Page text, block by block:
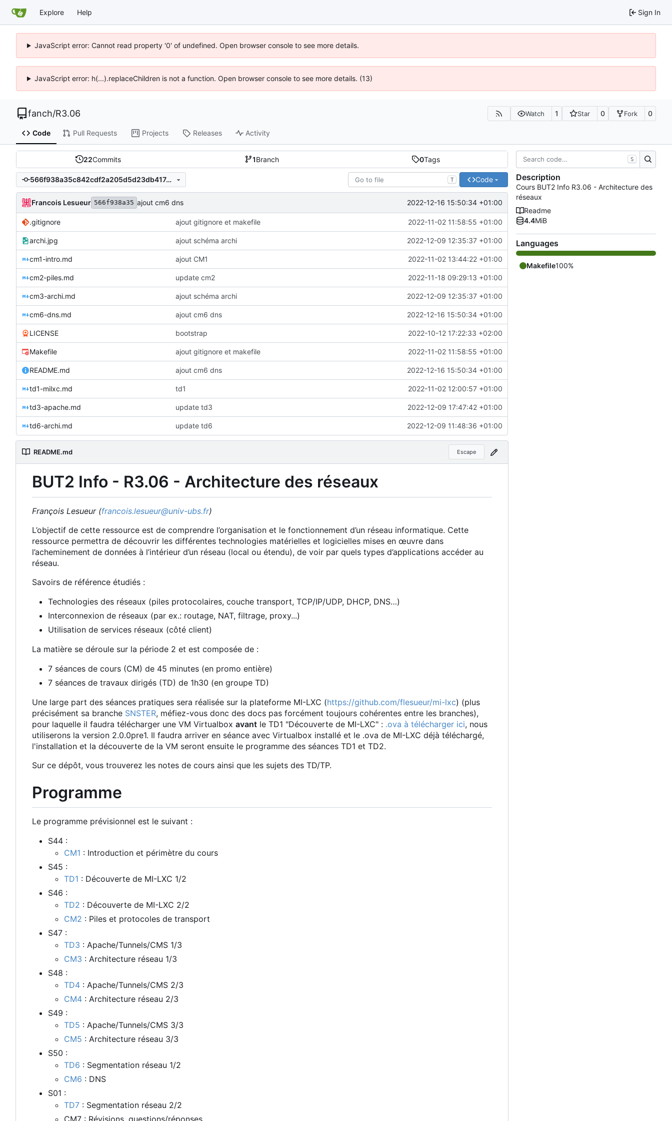
Explore Help Sign In
JavaScript error: Cannot read property '0' of undefined. Open browser console to see more details.
JavaScript error: h(...).replaceChildren is not a function. Open browser console to see more details. (13)
fanch/R3.06 Watch 1 Star 0 Fork 0
Code Pull Requests Projects Releases Activity
22Commits 1Branch 0Tags
566f938a35c842cdf2a205d5d23db417e8cf323d T Code
Francois Lesueur 566f938a35 ajout cm6 dns 2022-12-16 15:50:34 +01:00
.gitignore ajout gitignore et makefile 2022-11-02 11:58:55 +01:00
archi.jpg ajout schéma archi 2022-12-09 12:35:37 +01:00
cm1-intro.md ajout CM1 2022-11-02 13:44:22 +01:00
cm2-piles.md update cm2 2022-11-18 09:29:13 +01:00
cm3-archi.md ajout schéma archi 2022-12-09 12:35:37 +01:00
cm6-dns.md ajout cm6 dns 2022-12-16 15:50:34 +01:00
LICENSE bootstrap 2022-10-12 17:22:33 +02:00
Makefile ajout gitignore et makefile 2022-11-02 11:58:55 +01:00
README.md ajout cm6 dns 2022-12-16 15:50:34 +01:00
td1-milxc.md td1 2022-11-02 12:00:57 +01:00
td3-apache.md update td3 2022-12-09 17:47:42 +01:00
td6-archi.md update td6 2022-12-09 11:48:36 +01:00
README.md Escape
BUT2 Info - R3.06 - Architecture des réseaux
François Lesueur (francois.lesueur@univ-ubs.fr)
L’objectif de cette ressource est de comprendre l’organisation et le fonctionnement d’un réseau informatique. Cette
ressource permettra de découvrir les différentes technologies matérielles et logicielles mises en œuvre dans
l’acheminement de données à l’intérieur d’un réseau (local ou étendu), de voir par quels types d’applications accéder au
réseau.
Savoirs de référence étudiés :
Technologies des réseaux (piles protocolaires, couche transport, TCP/IP/UDP, DHCP, DNS…)
Interconnexion de réseaux (par ex.: routage, NAT, filtrage, proxy...)
Utilisation de services réseaux (côté client)
La matière se déroule sur la période 2 et est composée de :
7 séances de cours (CM) de 45 minutes (en promo entière)
7 séances de travaux dirigés (TD) de 1h30 (en groupe TD)
Une large part des séances pratiques sera réalisée sur la plateforme MI-LXC (https://github.com/flesueur/mi-lxc) (plus
précisément sa branche SNSTER, méfiez-vous donc des docs pas forcément toujours cohérentes entre les branches),
pour laquelle il faudra télécharger une VM Virtualbox avant le TD1 "Découverte de MI-LXC" : .ova à télécharger ici, nous
utiliserons la version 2.0.0pre1. Il faudra arriver en séance avec Virtualbox installé et le .ova de MI-LXC déjà téléchargé,
l'installation et la découverte de la VM seront ensuite le programme des séances TD1 et TD2.
Sur ce dépôt, vous trouverez les notes de cours ainsi que les sujets des TD/TP.
Programme
Le programme prévisionnel est le suivant :
S44 :
CM1 : Introduction et périmètre du cours
S45 :
TD1 : Découverte de MI-LXC 1/2
S46 :
TD2 : Découverte de MI-LXC 2/2
CM2 : Piles et protocoles de transport
S47 :
TD3 : Apache/Tunnels/CMS 1/3
CM3 : Architecture réseau 1/3
S48 :
TD4 : Apache/Tunnels/CMS 2/3
CM4 : Architecture réseau 2/3
S49 :
TD5 : Apache/Tunnels/CMS 3/3
CM5 : Architecture réseau 3/3
S50 :
TD6 : Segmentation réseau 1/2
CM6 : DNS
S01 :
TD7 : Segmentation réseau 2/2
S
Description
Cours BUT2 Info R3.06 - Architecture des
réseaux
Readme
4.4MiB
Languages
Makefile100%